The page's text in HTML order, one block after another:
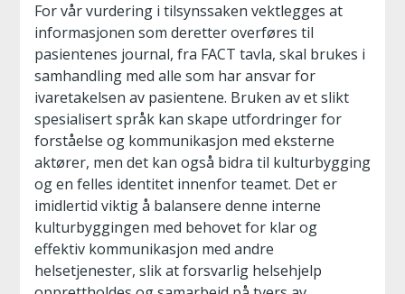
For vår vurdering i tilsynssaken vektlegges at
informasjonen som deretter overføres til
pasientenes journal, fra FACT tavla, skal brukes i
samhandling med alle som har ansvar for
ivaretakelsen av pasientene. Bruken av et slikt
spesialisert språk kan skape utfordringer for
forståelse og kommunikasjon med eksterne
aktører, men det kan også bidra til kulturbygging
og en felles identitet innenfor teamet. Det er
imidlertid viktig å balansere denne interne
kulturbyggingen med behovet for klar og
effektiv kommunikasjon med andre
helsetjenester, slik at forsvarlig helsehjelp